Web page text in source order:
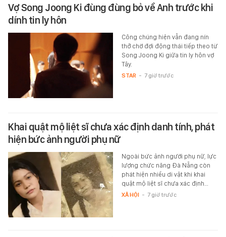
Vợ Song Joong Ki đùng đùng bỏ về Anh trước khi
dính tin ly hôn
Công chúng hiện vẫn đang nín
thở chờ đợi động thái tiếp theo từ
Song Joong Ki giữa tin ly hôn vợ
Tây.
STAR - 7 giờ trước
Khai quật mộ liệt sĩ chưa xác định danh tính, phát
hiện bức ảnh người phụ nữ
Ngoài bức ảnh người phụ nữ, lực
lượng chức năng Đà Nẵng còn
phát hiện nhiều di vật khi khai
quật mộ liệt sĩ chưa xác định…
XÃ HỘI - 7 giờ trước